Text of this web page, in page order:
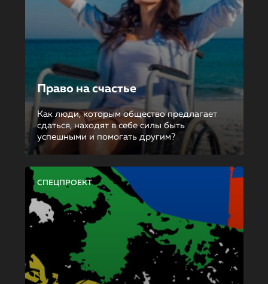
Право на счастье
Как люди, которым общество предлагает
сдаться, находят в себе силы быть
успешными и помогать другим?
СПЕЦПРОЕКТ